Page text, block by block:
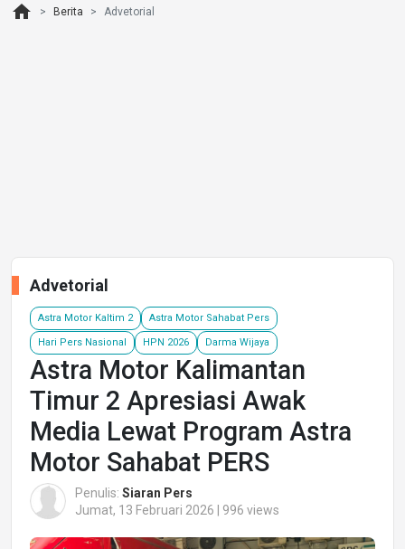
home Berita Advetorial
Advetorial
Astra Motor Kaltim 2 Astra Motor Sahabat Pers
Hari Pers Nasional HPN 2026 Darma Wijaya
Astra Motor Kalimantan
Timur 2 Apresiasi Awak
Media Lewat Program Astra
Motor Sahabat PERS
Penulis: Siaran Pers
Jumat, 13 Februari 2026 | 996 views